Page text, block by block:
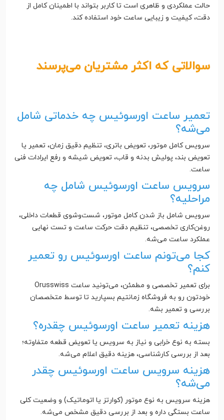
حالت عملکردی و ظاهری است تا کاربر بتواند با اطمینان کامل از
دقت، کیفیت و زیبایی ساعت خود استفاده کند.
سوالاتی که اکثر مشتریان می‌پرسند
تعمیر ساعت اورسوئیس چه خدماتی شامل
می‌شه؟
سرویس کامل موتور، تعویض باتری، تنظیم دقیق زمان، تعمیر یا
تعویض بند، پولیش بدنه و قاب، تعویض شیشه و رفع ایرادات فنی
ساعت.
سرویس ساعت اورسوئیس شامل چه
مراحلیه؟
سرویس شامل باز شدن کامل موتور، شست‌وشوی قطعات داخلی،
روغن‌کاری تخصصی، تنظیم دقت حرکت ساعت و تست نهایی
عملکرد ساعت می‌شه.
کجا می‌تونم ساعت اورسوئیس رو تعمیر
کنم؟
برای تعمیر تخصصی و مطمئن، می‌تونید ساعت Orusswiss
خودتون رو به فروشگاه زمانتیم بسپارید تا توسط متخصصان
بررسی و تعمیر بشه.
هزینه تعمیر ساعت اورسوئیس چقدره؟
بسته به نوع خرابی و نیاز به سرویس یا تعویض قطعه متفاوته؛
بعد از بررسی کارشناسی، هزینه دقیق اعلام می‌شه.
هزینه سرویس ساعت اورسوئیس چقدر
می‌شه؟
هزینه سرویس به نوع موتور (کوارتز یا اتوماتیک) و وضعیت کلی
ساعت بستگی داره و بعد از بررسی دقیق مشخص می‌شه.